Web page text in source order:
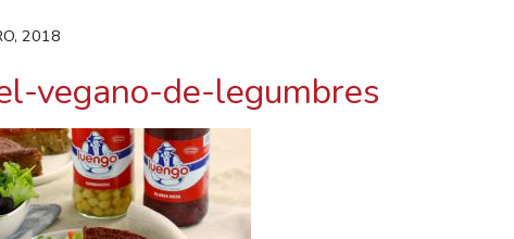
2018
vegano-de-legumbres